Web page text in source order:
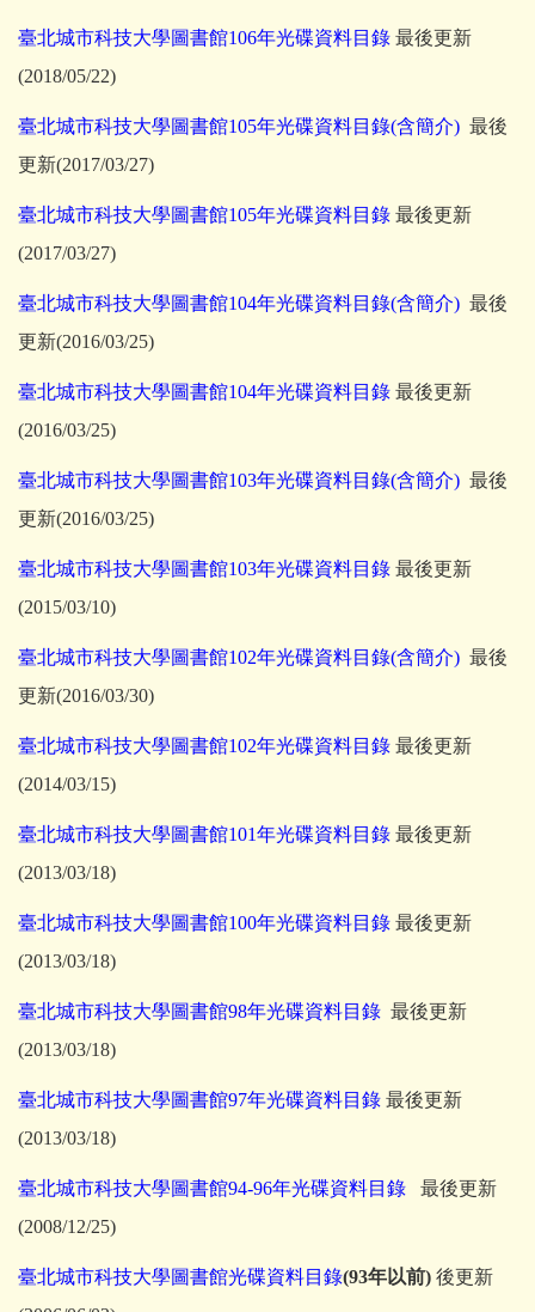
臺北城市科技大學圖書館106年光碟資料目錄 最後更新
(2018/05/22)
臺北城市科技大學圖書館105年光碟資料目錄(含簡介) 最後
更新(2017/03/27)
臺北城市科技大學圖書館105年光碟資料目錄 最後更新
(2017/03/27)
臺北城市科技大學圖書館104年光碟資料目錄(含簡介) 最後
更新(2016/03/25)
臺北城市科技大學圖書館104年光碟資料目錄 最後更新
(2016/03/25)
臺北城市科技大學圖書館103年光碟資料目錄(含簡介) 最後
更新(2016/03/25)
臺北城市科技大學圖書館103年光碟資料目錄 最後更新
(2015/03/10)
臺北城市科技大學圖書館102年光碟資料目錄(含簡介) 最後
更新(2016/03/30)
臺北城市科技大學圖書館102年光碟資料目錄 最後更新
(2014/03/15)
臺北城市科技大學圖書館101年光碟資料目錄 最後更新
(2013/03/18)
臺北城市科技大學圖書館100年光碟資料目錄 最後更新
(2013/03/18)
臺北城市科技大學圖書館98年光碟資料目錄 最後更新
(2013/03/18)
臺北城市科技大學圖書館97年光碟資料目錄 最後更新
(2013/03/18)
臺北城市科技大學圖書館94-96年光碟資料目錄
最後更新
(2008/12/25)
臺北城市科技大學圖書館光碟資料目錄(93年以前) 後更新